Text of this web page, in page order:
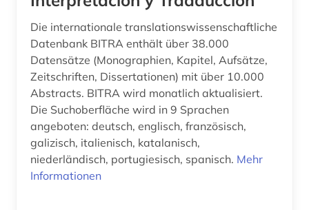
Die internationale translationswissenschaftliche
Datenbank BITRA enthält über 38.000
Datensätze (Monographien, Kapitel, Aufsätze,
Zeitschriften, Dissertationen) mit über 10.000
Abstracts. BITRA wird monatlich aktualisiert.
Die Suchoberfläche wird in 9 Sprachen
angeboten: deutsch, englisch, französisch,
galizisch, italienisch, katalanisch,
niederländisch, portugiesisch, spanisch. Mehr
Informationen